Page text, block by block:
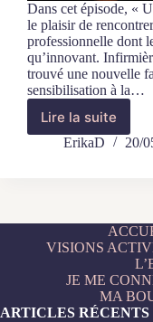
Dans cet épisode, «
le plaisir de
professionnelle dont
qu’innovant.
trouvé une nouvelle
sensibilisation à la…
Lire la suite
Un
leader
Catherine,
Arts
Santé
ErikaD 20/
VISIONS
JE ME
MA
ARTICLES RÉCENTS